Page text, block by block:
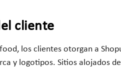
cliente
los clientes otorgan a
y logotipos. Sitios alojados